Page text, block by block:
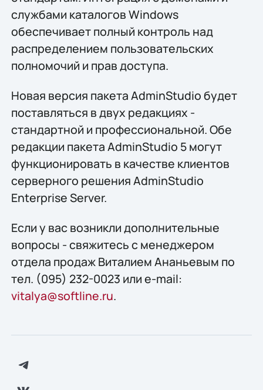
службами каталогов Windows
обеспечивает полный контроль над
распределением пользовательских
полномочий и прав доступа.
Новая версия пакета AdminStudio будет
поставляться в двух редакциях -
стандартной и профессиональной. Обе
редакции пакета AdminStudio 5 могут
функционировать в качестве клиентов
серверного решения AdminStudio
Enterprise Server.
Если у вас возникли дополнительные
вопросы - свяжитесь с менеджером
отдела продаж Виталием Ананьевым по
тел. (095) 232-0023 или e-mail:
vitalya@softline.ru.